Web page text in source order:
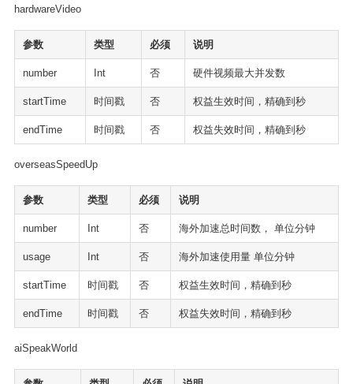
hardwareVideo
参数 类型 必须 说明
number Int 否 硬件视频最大并发数
startTime 时间戳 否 权益生效时间，精确到秒
endTime 时间戳 否 权益失效时间，精确到秒
overseasSpeedUp
参数 类型 必须 说明
number Int 否 海外加速总时间数， 单位分钟
usage Int 否 海外加速使用量 单位分钟
startTime 时间戳 否 权益生效时间，精确到秒
endTime 时间戳 否 权益失效时间，精确到秒
aiSpeakWorld